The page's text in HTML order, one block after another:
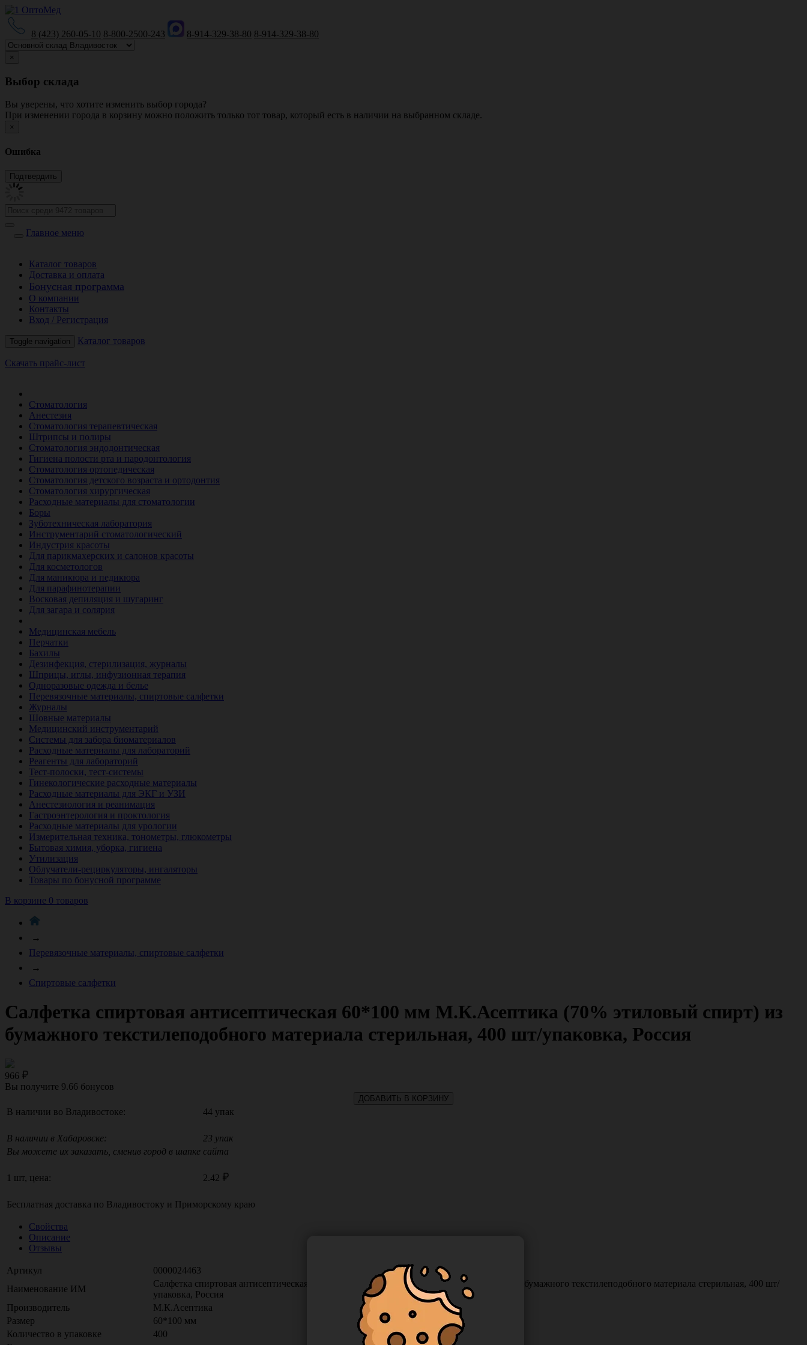
8 (423) 260-05-10 8-800-2500-243 8-914-329-38-80 8-914-329-38-80
×
Выбор склада
Вы уверены, что хотите изменить выбор города?
При изменении города в корзину можно положить только тот товар, который есть в наличии на выбранном складе.
×
Ошибка
Главное меню
Каталог товаров
Доставка и оплата
Бонусная программа
О компании
Контакты
Вход / Регистрация
Toggle navigation Каталог товаров
Скачать прайс-лист
Стоматология
Анестезия
Стоматология терапевтическая
Штрипсы и полиры
Стоматология эндодонтическая
Гигиена полости рта и пародонтология
Стоматология ортопедическая
Стоматология детского возраста и ортодонтия
Стоматология хирургическая
Расходные материалы для стоматологии
Боры
Зуботехническая лаборатория
Инструментарий стоматологический
Индустрия красоты
Для парикмахерских и салонов красоты
Для косметологов
Для маникюра и педикюра
Для парафинотерапии
Восковая депиляция и шугаринг
Для загара и солярия
Медицинская мебель
Перчатки
Бахилы
Дезинфекция, стерилизация, журналы
Шприцы, иглы, инфузионная терапия
Одноразовые одежда и белье
Перевязочные материалы, спиртовые салфетки
Журналы
Шовные материалы
Медицинский инструментарий
Системы для забора биоматериалов
Расходные материалы для лабораторий
Реагенты для лабораторий
Тест-полоски, тест-системы
Гинекологические расходные материалы
Расходные материалы для ЭКГ и УЗИ
Анестезиология и реанимация
Гастроэнтерология и проктология
Расходные материалы для урологии
Измерительная техника, тонометры, глюкометры
Бытовая химия, уборка, гигиена
Утилизация
Облучатели-рециркуляторы, ингаляторы
Товары по бонусной программе
В корзине 0 товаров
→
Перевязочные материалы, спиртовые салфетки
→
Спиртовые салфетки
Салфетка спиртовая антисептическая 60*100 мм М.К.Асептика (70% этиловый спирт) из
бумажного текстилеподобного материала стерильная, 400 шт/упаковка, Россия
966
Вы получите 9.66 бонусов
ДОБАВИТЬ В КОРЗИНУ
В наличии во Владивостоке: 44 упак
В наличии в Хабаровске:
23 упак
Вы можете их заказать, сменив город в шапке сайта
1 шт, цена: 2.42
Бесплатная доставка по Владивостоку и Приморскому краю
Свойства
Описание
Отзывы
Артикул
0000024463
Наименование ИМ
Салфетка спиртовая антисептическая 60*100 мм М.К.Асептика (70% этиловый спирт) из бумажного текстилеподобного материала стерильная, 400 шт/
упаковка, Россия
Производитель
М.К.Асептика
Размер
60*100 мм
Количество в упаковке
400